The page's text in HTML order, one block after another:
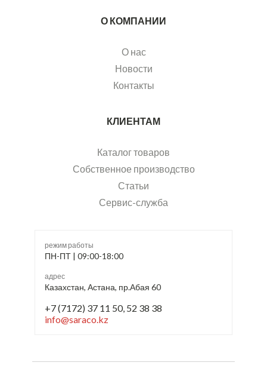
О КОМПАНИИ
О нас
Новости
Контакты
КЛИЕНТАМ
Каталог товаров
Собственное производство
Статьи
Сервис-служба
режим работы
ПН-ПТ | 09:00-18:00
адрес
Казахстан, Астана, пр.Абая 60
+7 (7172) 37 11 50, 52 38 38
info@saraco.kz